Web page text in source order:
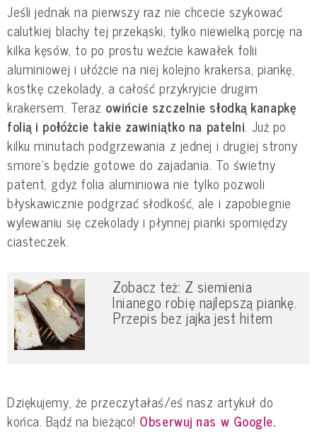
Jeśli jednak na pierwszy raz nie chcecie szykować
calutkiej blachy tej przekąski, tylko niewielką porcję na
kilka kęsów, to po prostu weźcie kawałek folii
aluminiowej i ułóżcie na niej kolejno krakersa, piankę,
kostkę czekolady, a całość przykryjcie drugim
krakersem. Teraz owińcie szczelnie słodką kanapkę
folią i połóżcie takie zawiniątko na patelni. Już po
kilku minutach podgrzewania z jednej i drugiej strony
smore's będzie gotowe do zajadania. To świetny
patent, gdyż folia aluminiowa nie tylko pozwoli
błyskawicznie podgrzać słodkość, ale i zapobiegnie
wylewaniu się czekolady i płynnej pianki spomiędzy
ciasteczek.
Zobacz też: Z siemienia
lnianego robię najlepszą piankę.
Przepis bez jajka jest hitem
Dziękujemy, że przeczytałaś/eś nasz artykuł do
końca. Bądź na bieżąco! Obserwuj nas w Google.